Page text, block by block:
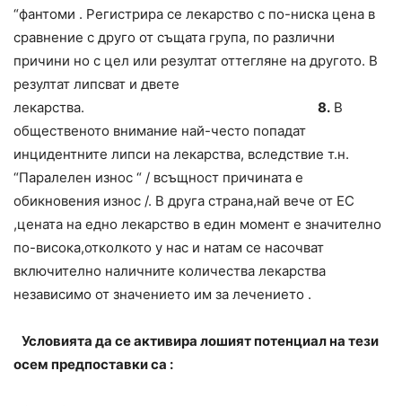
“фантоми . Регистрира се лекарство с по-ниска цена в
сравнение с друго от същата група, по различни
причини но с цел или резултат оттегляне на другото. В
резултат липсват и двете
лекарства. 8. В
общественото внимание най-често попадат
инцидентните липси на лекарства, вследствие т.н.
“Паралелен износ “ / всъщност причината е
обикновения износ /. В друга страна,най вече от ЕС
,цената на едно лекарство в един момент е значително
по-висока,отколкото у нас и натам се насочват
включително наличните количества лекарства
независимо от значението им за лечението .
Условията да се активира лошият потенциал на тези
осем предпоставки са :